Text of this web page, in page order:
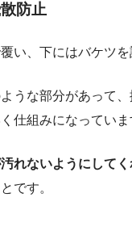
防止
い、下にはバケツを
うな部分があって
仕組みになっていま
れないようにして
です。